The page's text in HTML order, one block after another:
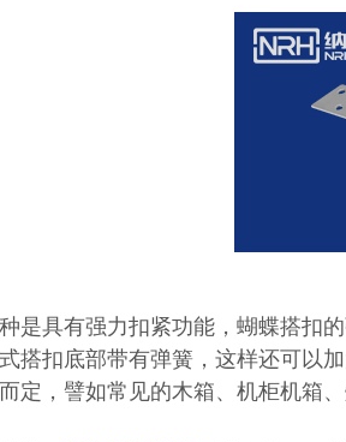
是具有强力扣紧功能，蝴蝶搭扣
搭扣底部带有弹簧，这样还可以
定，譬如常见的木箱、机柜机箱、